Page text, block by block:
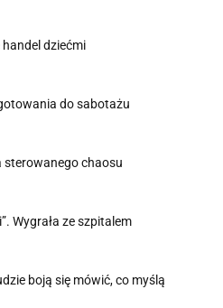
dziećmi
do sabotażu
chaosu
Wygrała ze szpitalem
boją się mówić, co myślą